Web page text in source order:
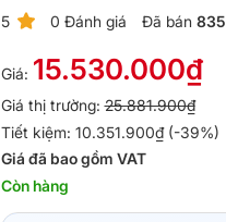
5 0 Đánh giá Đã bán 835
Giá: 15.530.000₫
Giá thị trường:25.881.900₫
Tiết kiệm: 10.351.900₫ (-39%)
Giá đã bao gồm VAT
Còn hàng